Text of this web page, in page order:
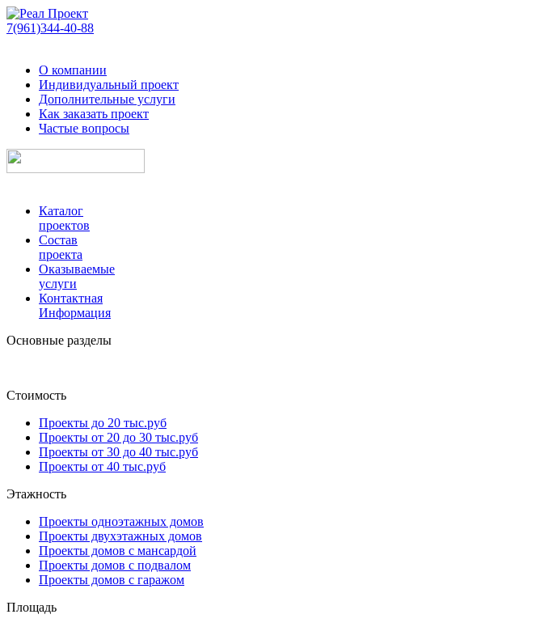
7(961)344-40-88
О компании
Индивидуальный проект
Дополнительные услуги
Как заказать проект
Частые вопросы
Каталог
проектов
Состав
проекта
Оказываемые
услуги
Контактная
Информация
Основные разделы
Стоимость
Проекты до 20 тыс.руб
Проекты от 20 до 30 тыс.руб
Проекты от 30 до 40 тыс.руб
Проекты от 40 тыс.руб
Этажность
Проекты одноэтажных домов
Проекты двухэтажных домов
Проекты домов с мансардой
Проекты домов с подвалом
Проекты домов с гаражом
Площадь